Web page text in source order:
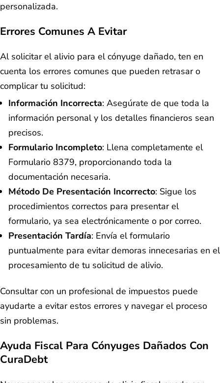
personalizada.
Errores Comunes A Evitar
Al solicitar el alivio para el cónyuge dañado, ten en
cuenta los errores comunes que pueden retrasar o
complicar tu solicitud:
Información Incorrecta: Asegúrate de que toda la
información personal y los detalles financieros sean
precisos.
Formulario Incompleto: Llena completamente el
Formulario 8379, proporcionando toda la
documentación necesaria.
Método De Presentación Incorrecto: Sigue los
procedimientos correctos para presentar el
formulario, ya sea electrónicamente o por correo.
Presentación Tardía: Envía el formulario
puntualmente para evitar demoras innecesarias en el
procesamiento de tu solicitud de alivio.
Consultar con un profesional de impuestos puede
ayudarte a evitar estos errores y navegar el proceso
sin problemas.
Ayuda Fiscal Para Cónyuges Dañados Con
CuraDebt